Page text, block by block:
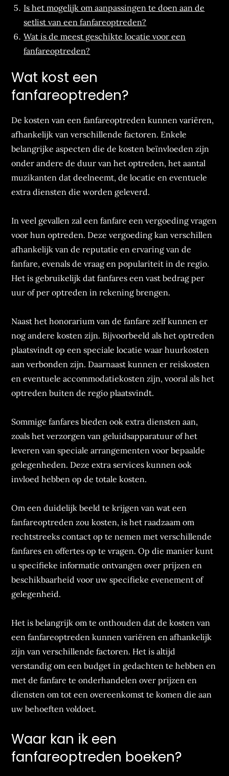
Is het mogelijk om aanpassingen te doen aan de
setlist van een fanfareoptreden?
Wat is de meest geschikte locatie voor een
fanfareoptreden?
Wat kost een
fanfareoptreden?
De kosten van een fanfareoptreden kunnen variëren,
afhankelijk van verschillende factoren. Enkele
belangrijke aspecten die de kosten beïnvloeden zijn
onder andere de duur van het optreden, het aantal
muzikanten dat deelneemt, de locatie en eventuele
extra diensten die worden geleverd.
In veel gevallen zal een fanfare een vergoeding vragen
voor hun optreden. Deze vergoeding kan verschillen
afhankelijk van de reputatie en ervaring van de
fanfare, evenals de vraag en populariteit in de regio.
Het is gebruikelijk dat fanfares een vast bedrag per
uur of per optreden in rekening brengen.
Naast het honorarium van de fanfare zelf kunnen er
nog andere kosten zijn. Bijvoorbeeld als het optreden
plaatsvindt op een speciale locatie waar huurkosten
aan verbonden zijn. Daarnaast kunnen er reiskosten
en eventuele accommodatiekosten zijn, vooral als het
optreden buiten de regio plaatsvindt.
Sommige fanfares bieden ook extra diensten aan,
zoals het verzorgen van geluidsapparatuur of het
leveren van speciale arrangementen voor bepaalde
gelegenheden. Deze extra services kunnen ook
invloed hebben op de totale kosten.
Om een duidelijk beeld te krijgen van wat een
fanfareoptreden zou kosten, is het raadzaam om
rechtstreeks contact op te nemen met verschillende
fanfares en offertes op te vragen. Op die manier kunt
u specifieke informatie ontvangen over prijzen en
beschikbaarheid voor uw specifieke evenement of
gelegenheid.
Het is belangrijk om te onthouden dat de kosten van
een fanfareoptreden kunnen variëren en afhankelijk
zijn van verschillende factoren. Het is altijd
verstandig om een budget in gedachten te hebben en
met de fanfare te onderhandelen over prijzen en
diensten om tot een overeenkomst te komen die aan
uw behoeften voldoet.
Waar kan ik een
fanfareoptreden boeken?